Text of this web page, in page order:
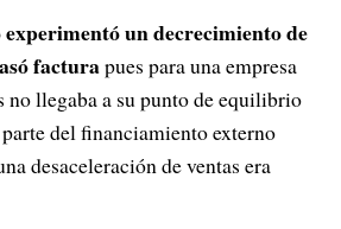
un decrecimiento de
facturapues para una empresa
no llegaba a su punto de equilibrio
del financiamiento externo
desaceleración de ventas era